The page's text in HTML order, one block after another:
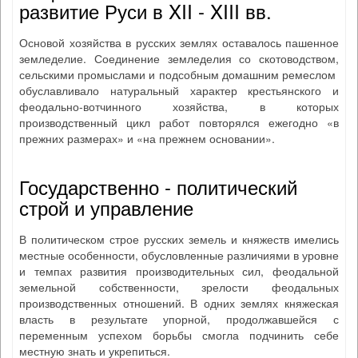
развитие Руси в XII - XIII вв.
Основой хозяйства в русских землях оставалось пашенное
земледелие. Соединение земледелия со скотоводством,
сельскими промыслами и подсобным домашним ремеслом
обуславливало натуральный характер крестьянского и
феодально-вотчинного хозяйства, в которых
производственный цикл работ повторялся ежегодно «в
прежних размерах» и «на прежнем основании».
Государственно - политический
строй и управление
В политическом строе русских земель и княжеств имелись
местные особенности, обусловленные различиями в уровне
и темпах развития производительных сил, феодальной
земельной собственности, зрелости феодальных
производственных отношений. В одних землях княжеская
власть в результате упорной, продолжавшейся с
переменным успехом борьбы смогла подчинить себе
местную знать и укрепиться.